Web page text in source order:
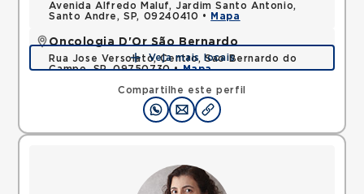
Compartilhe este perfil
Avenida Alfredo Maluf, Jardim Santo Antonio,
Santo Andre, SP, 09240410 •
Mapa
Oncologia D'Or São Bernardo
Rua Jose Versolato, Centro, Sao Bernardo do
Campo, SP, 09750730 •Mapa
Veja mais locais